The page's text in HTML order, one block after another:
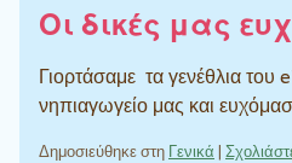
Οι δικές μας
Γιορτάσαμε τα γενέθλια
νηπιαγωγείο μας και
Δημοσιεύθηκε στη Γενικά |